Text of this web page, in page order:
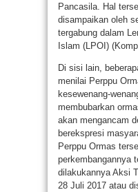
Pancasila. Hal
disampaikan oleh
tergabung dalam
Islam (LPOI)
Di sisi lain,
menilai Perppu
kesewenang-
membubarkan
akan mengancam
berekspresi
Perppu Ormas
perkembangannya
dilakukannya Aksi
28 Juli 2017 atau